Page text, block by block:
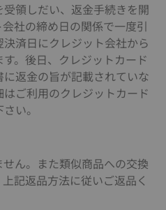
領しだい、返金手続きを開
社の締め日の関係で一度引
済日にクレジット会社から
。後日、クレジットカード
返金の旨が記載されていな
ご利用のクレジットカード
い。
ん。また類似商品への交換
記返品方法に従いご返品く